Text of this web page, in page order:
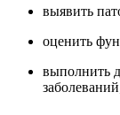
выявить
оценить
выполнить